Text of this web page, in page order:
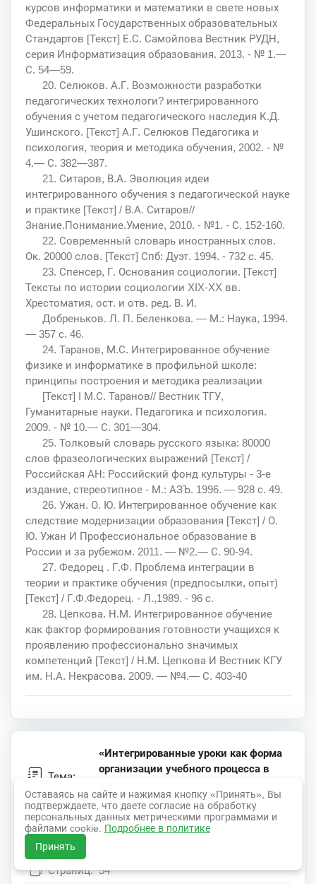
курсов информатики и математики в свете новых
Федеральных Государственных образовательных
Стандартов [Текст] Е.С. Самойлова Вестник РУДН,
серия Информатизация образования. 2013. - № 1.—
С. 54—59.
20. Селюков. А.Г. Возможности разработки
педагогических технологи? интегрированного
обучения с учетом педагогического наследия К.Д.
Ушинского. [Текст] А.Г. Селюков Педагогика и
психология, теория и методика обучения, 2002. - №
4.— С. 382—387.
21. Ситаров, В.А. Эволюция идеи
интегрированного обучения з педагогической науке
и практике [Текст] / В.А. Ситаров//
Знание.Понимание.Умение, 2010. - №1. - С. 152-160.
22. Современный словарь иностранных слов.
Ок. 20000 слов. [Текст] Спб: Дуэт. 1994. - 732 с. 45.
23. Спенсер, Г. Основания социологии. [Текст]
Тексты по истории социологии XIX-XX вв.
Хрестоматия, ост. и отв. ред. В. И.
Добреньков. Л. П. Беленкова. — М.: Наука, 1994.
— 357 с. 46.
24. Таранов, М.С. Интегрированное обучение
физике и информатике в профильной школе:
принципы построения и методика реализации
[Текст] I М.С. Таранов// Вестник ТГУ,
Гуманитарные науки. Педагогика и психология.
2009. - № 10.— С. 301—304.
25. Толковый словарь русского языка: 80000
слов фразеологических выражений [Текст] /
Российская АН: Российский фонд культуры - 3-е
издание, стереотипное - М.: АЗЪ. 1996. — 928 с. 49.
26. Ужан. О. Ю. Интегрированное обучение как
следствие модернизации образования [Текст] / О.
Ю. Ужан И Профессиональное образование в
России и за рубежом. 2011. — №2.— С. 90-94.
27. Федорец . Г.Ф. Проблема интеграции в
теории и практике обучения (предпосылки, опыт)
[Текст] / Г.Ф.Федорец. - Л.,1989. - 96 с.
28. Цепкова. Н.М. Интегрированное обучение
как фактор формирования готовности учащихся к
проявлению профессионально значимых
компетенций [Текст] / Н.М. Цепкова И Вестник КГУ
им. Н.А. Некрасова. 2009. — №4.— С. 403-40
Тема:
«Интегрированные уроки как форма
организации учебного процесса в
основной школе»
Раздел:
Информатика
Тип:
Страниц: 54
Оставаясь на сайте и нажимая кнопку «Принять», Вы
подтверждаете, что даете согласие на обработку
персональных данных метрическими программами и
файлами cookie. Подробнее в политике
Принять